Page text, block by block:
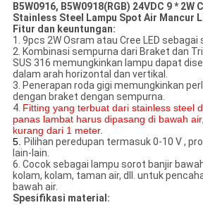
B5W0916, B5W0918(RGB) 24VDC 9 * 2W
Stainless Steel Lampu Spot Air Mancur
Fitur dan keuntungan:
1. 9pcs 2W Osram atau Cree LED sebagai
2. Kombinasi sempurna dari Braket dan
SUS 316 memungkinkan lampu dapat
dalam arah horizontal dan vertikal.
3. Penerapan roda gigi memungkinkan
dengan braket dengan sempurna.
4. Fitting yang terbuat dari stainless steel
panas lambat harus dipasang di bawah
kurang dari 1 meter.
5. Pilihan peredupan termasuk 0-10 V ,
lain-lain.
6. Cocok sebagai lampu sorot banjir
kolam, kolam, taman air, dll. untuk
bawah air.
Spesifikasi material: